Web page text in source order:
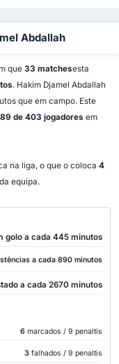
Abdallah
que 33 matchesesta
. Hakim Djamel Abdallah
que em campo. Este
89 de 403 jogadores em
na liga, o que o coloca 4
equipa.
golo a cada 445 minutos
a cada 890 minutos
a cada 2670 minutos
6 marcados / 9 penaltis
3 falhados / 9 penaltis